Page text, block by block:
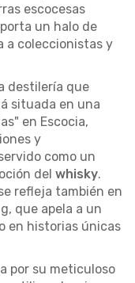
escocesas
un halo de
a coleccionistas y
destilería que
situada en una
en Escocia,
y
como un
del whisky.
refleja también en
que apela a un
en historias únicas
por su meticuloso